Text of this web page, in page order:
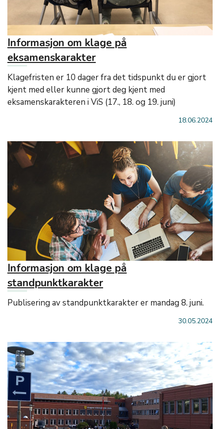
Informasjon om klage på
eksamenskarakter
Klagefristen er 10 dager fra det tidspunkt du er gjort
kjent med eller kunne gjort deg kjent med
eksamenskarakteren i ViS (17., 18. og 19. juni)
18.06.2024
Informasjon om klage på
standpunktkarakter
Publisering av standpunktkarakter er mandag 8. juni.
30.05.2024